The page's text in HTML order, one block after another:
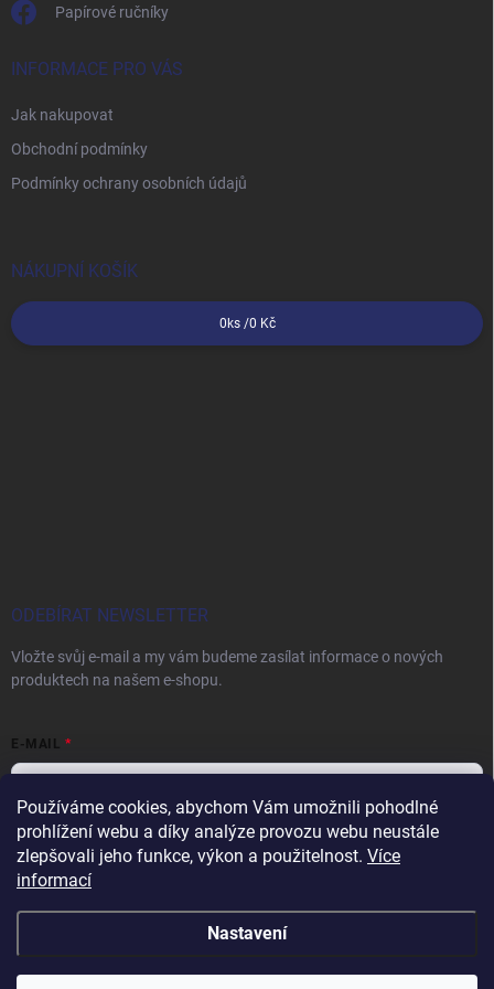
Používáme cookies, abychom Vám umožnili pohodlné
prohlížení webu a díky analýze provozu webu neustále
zlepšovali jeho funkce, výkon a použitelnost. Více
informací
Nastavení
Papírové ručníky
INFORMACE PRO VÁS
Jak nakupovat
Obchodní podmínky
Podmínky ochrany osobních údajů
NÁKUPNÍ KOŠÍK
0 ks /0 Kč
ODEBÍRAT NEWSLETTER
Vložte svůj e-mail a my vám budeme zasílat informace o nových
produktech na našem e-shopu.
E-MAIL
Vložením e-mailu souhlasíte spodmínkami ochrany osobních údajů
Přihlásit se